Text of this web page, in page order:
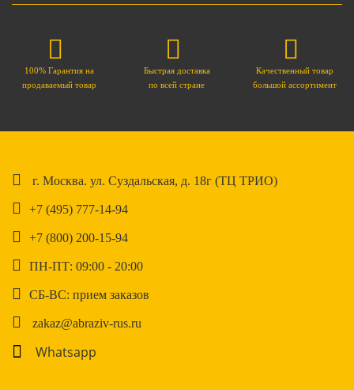
100% Гарантия на
продаваемый товар
Быстрая доставка
по всей стране
Качественный товар
большой ассортимент
г. Москва. ул. Суздальская, д. 18г (ТЦ ТРИО)
+7 (495) 777-14-94
+7 (800) 200-15-94
ПН-ПТ: 09:00 - 20:00
СБ-ВС: прием заказов
zakaz@abraziv-rus.ru
Whatsapp